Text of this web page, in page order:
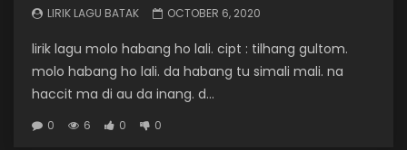
LIRIK LAGU BATAK OCTOBER 6, 2020
lirik lagu molo habang ho lali. cipt : tilhang gultom.
molo habang ho lali. da habang tu simali mali. na
haccit ma di au da inang. d...
0 6 0 0